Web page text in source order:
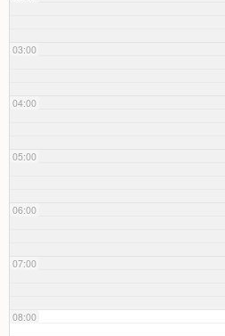
03:00
04:00
05:00
06:00
07:00
08:00